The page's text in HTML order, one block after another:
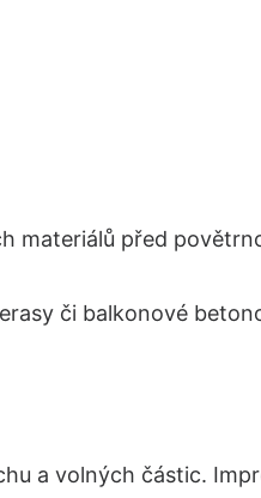
materiálů před
či balkonové
a volných částic.